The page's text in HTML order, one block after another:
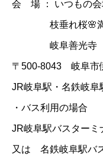
会 場 ： いつもの会
枝垂れ桜🌸満
岐阜善光寺 弘
〒500-8043 岐阜市
JR岐阜駅・名鉄岐阜
・バス利用の場合
JR岐阜駅バスターミ
又は 名鉄岐阜駅バ